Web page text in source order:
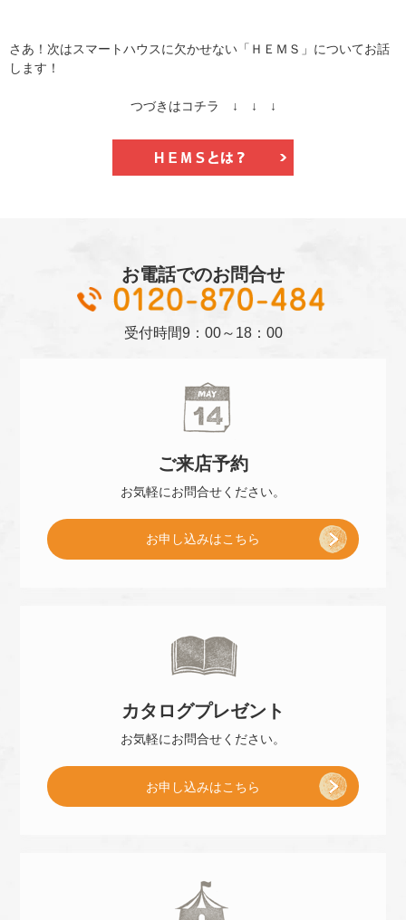
さあ！次はスマートハウスに欠かせない「ＨＥＭＳ」についてお話
します！
つづきはコチラ ↓ ↓ ↓
お電話でのお問合せ
受付時間9：00～18：00
ご来店予約
お気軽にお問合せください。
予
お申し込みはこちら
カタログプレゼント
お気軽にお問合せください。
お申し込みはこちら